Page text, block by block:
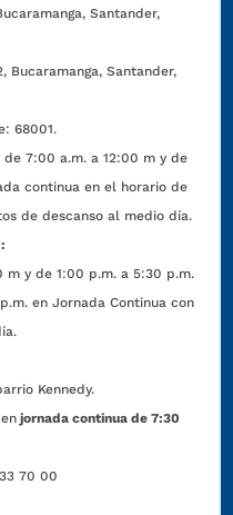
Santander,
Bucaramanga, Santander,
68001.
de 7:00 a.m. a 12:00 m y de
continua en el horario de
de descanso al medio día.
y de 1:00 p.m. a 5:30 p.m.
Jornada Continua con
Kennedy.
jornada continua de 7:30
70 00